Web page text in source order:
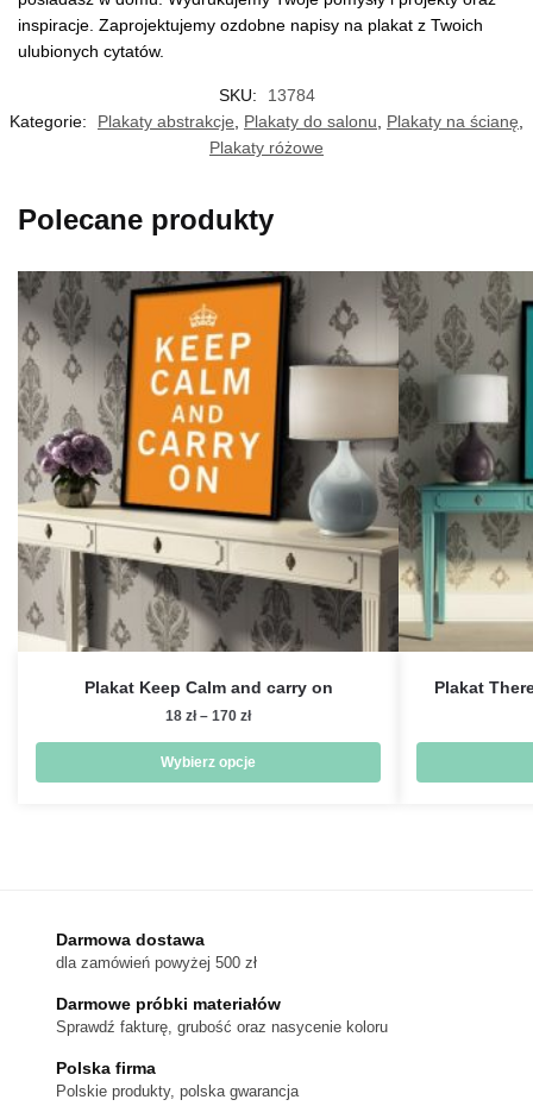
inspiracje. Zaprojektujemy ozdobne napisy na plakat z Twoich
ulubionych cytatów.
SKU:
13784
Kategorie:
Plakaty abstrakcje, Plakaty do salonu, Plakaty na ścianę,
Plakaty różowe
Polecane produkty
Plakat Keep Calm and carry on
18 zł – 170 złZakres
od
18 zł
Wybierz opcje
można
wybrać
na
produktu
Plakat
Darmowa dostawa
dla zamówień powyżej 500 zł
Darmowe próbki materiałów
Sprawdź fakturę, grubość oraz nasycenie koloru
Polska firma
Polskie produkty, polska gwarancja